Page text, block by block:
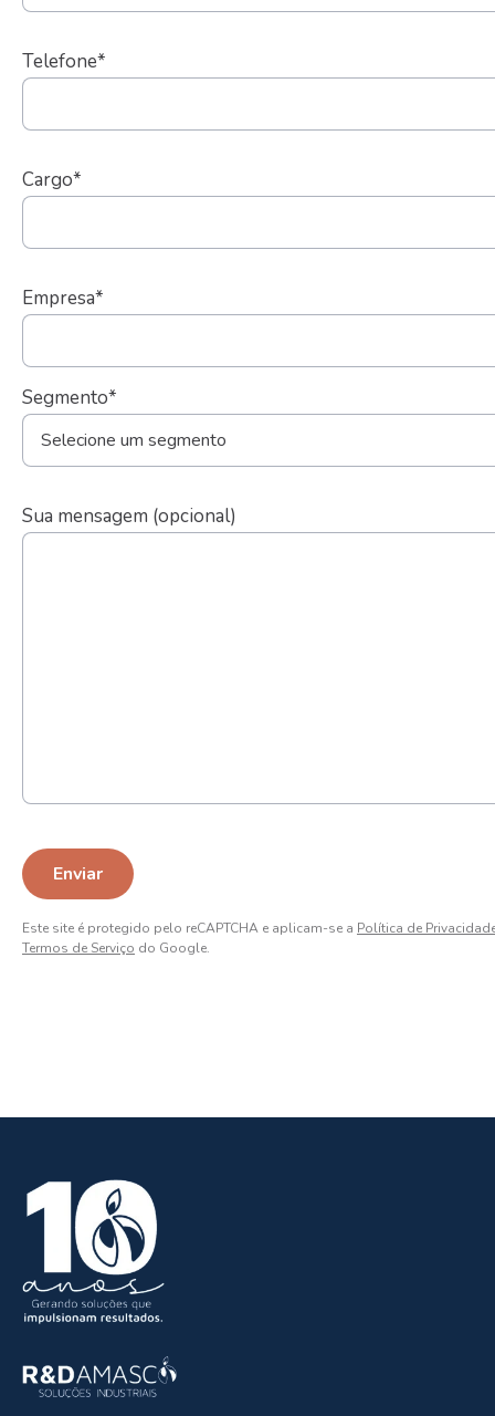
Telefone*
Cargo*
Empresa*
Segmento*
Sua mensagem (opcional)
Este site é protegido pelo reCAPTCHA e aplicam-se a Política de
Termos de Serviço do Google.